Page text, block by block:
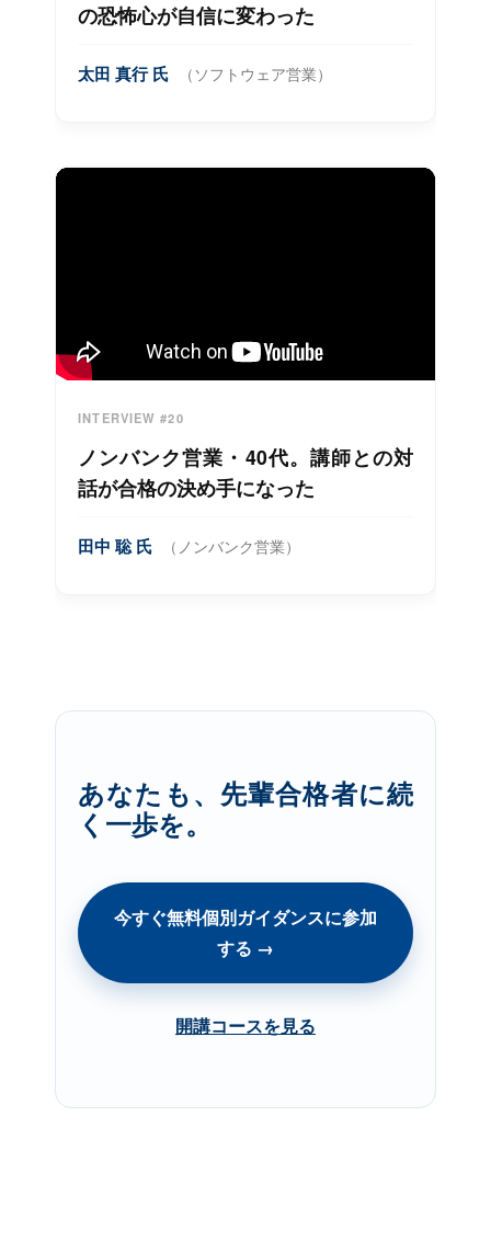
の恐怖心が自信に変わった
太田 真行 氏 （ソフトウェア営業）
INTERVIEW #20
ノンバンク営業・40代。講師との対
話が合格の決め手になった
田中 聡 氏 （ノンバンク営業）
あなたも、先輩合格者に続
く一歩を。
今すぐ無料個別ガイダンスに参加
する →
開講コースを見る